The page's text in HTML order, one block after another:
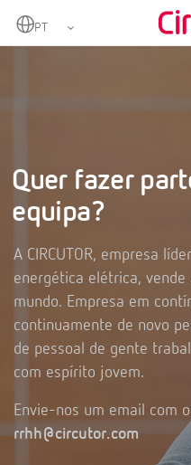
Home Trabalho
Quer fazer
equipa?
A CIRCUTOR, empresa
energética elétrica,
mundo. Empresa em
continuamente de novo
de pessoal de gente
com espírito jovem.
Envie-nos um email com
rrhh@circutor.com